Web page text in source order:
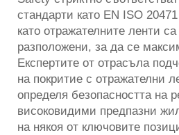
стандарти като EN ISO
като отражателните ленти са
разположени, за да се
Експертите от отрасъла
на покритие с отражателни
определя безопасността на
високовидими предпазни
на някоя от ключовите